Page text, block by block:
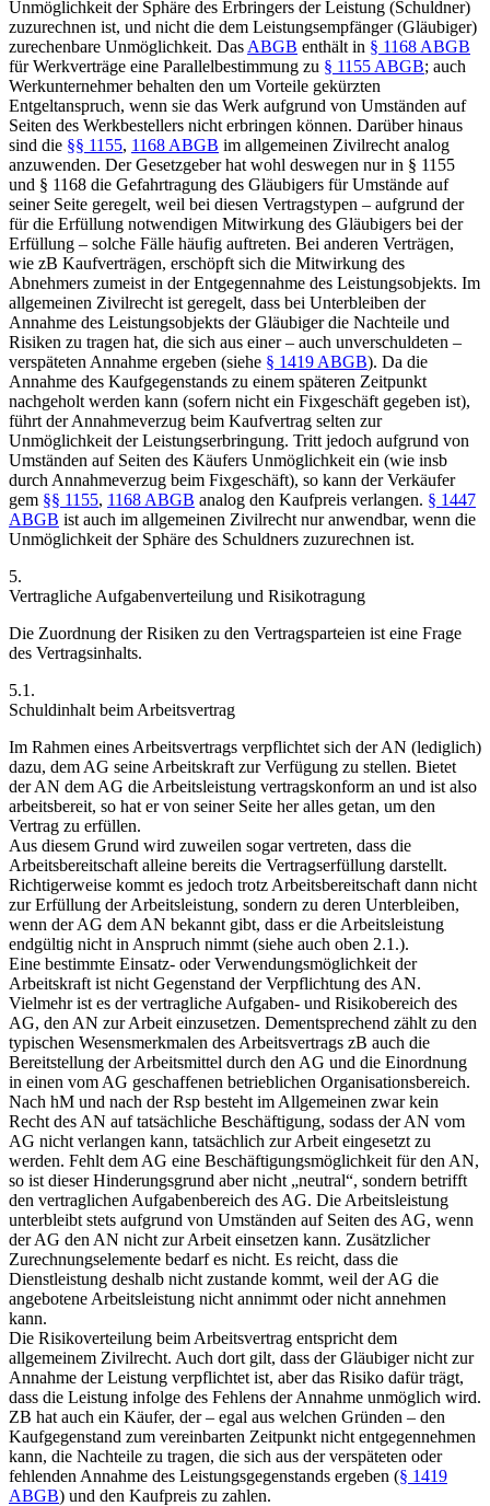
Unmöglichkeit der Sphäre des Erbringers der Leistung (Schuldner)
zuzurechnen ist, und nicht die dem Leistungsempfänger (Gläubiger)
zurechenbare Unmöglichkeit. Das ABGB enthält in § 1168 ABGB
für Werkverträge eine Parallelbestimmung zu § 1155 ABGB; auch
Werkunternehmer behalten den um Vorteile gekürzten
Entgeltanspruch, wenn sie das Werk aufgrund von Umständen auf
Seiten des Werkbestellers nicht erbringen können. Darüber hinaus
sind die §§ 1155, 1168 ABGB im allgemeinen Zivilrecht analog
anzuwenden. Der Gesetzgeber hat wohl deswegen nur in § 1155
und § 1168 die Gefahrtragung des Gläubigers für Umstände auf
seiner Seite geregelt, weil bei diesen Vertragstypen – aufgrund der
für die Erfüllung notwendigen Mitwirkung des Gläubigers bei der
Erfüllung – solche Fälle häufig auftreten. Bei anderen Verträgen,
wie zB Kaufverträgen, erschöpft sich die Mitwirkung des
Abnehmers zumeist in der Entgegennahme des Leistungsobjekts. Im
allgemeinen Zivilrecht ist geregelt, dass bei Unterbleiben der
Annahme des Leistungsobjekts der Gläubiger die Nachteile und
Risiken zu tragen hat, die sich aus einer – auch unverschuldeten –
verspäteten Annahme ergeben (siehe § 1419 ABGB). Da die
Annahme des Kaufgegenstands zu einem späteren Zeitpunkt
nachgeholt werden kann (sofern nicht ein Fixgeschäft gegeben ist),
führt der Annahmeverzug beim Kaufvertrag selten zur
Unmöglichkeit der Leistungserbringung. Tritt jedoch aufgrund von
Umständen auf Seiten des Käufers Unmöglichkeit ein (wie insb
durch Annahmeverzug beim Fixgeschäft), so kann der Verkäufer
gem §§ 1155, 1168 ABGB analog den Kaufpreis verlangen. § 1447
ABGB ist auch im allgemeinen Zivilrecht nur anwendbar, wenn die
Unmöglichkeit der Sphäre des Schuldners zuzurechnen ist.
5.
Vertragliche Aufgabenverteilung und Risikotragung
Die Zuordnung der Risiken zu den Vertragsparteien ist eine Frage
des Vertragsinhalts.
5.1.
Schuldinhalt beim Arbeitsvertrag
Im Rahmen eines Arbeitsvertrags verpflichtet sich der AN (lediglich)
dazu, dem AG seine Arbeitskraft zur Verfügung zu stellen. Bietet
der AN dem AG die Arbeitsleistung vertragskonform an und ist also
arbeitsbereit, so hat er von seiner Seite her alles getan, um den
Vertrag zu erfüllen.
Aus diesem Grund wird zuweilen sogar vertreten, dass die
Arbeitsbereitschaft alleine bereits die Vertragserfüllung darstellt.
Richtigerweise kommt es jedoch trotz Arbeitsbereitschaft dann nicht
zur Erfüllung der Arbeitsleistung, sondern zu deren Unterbleiben,
wenn der AG dem AN bekannt gibt, dass er die Arbeitsleistung
endgültig nicht in Anspruch nimmt (siehe auch oben 2.1.).
Eine bestimmte Einsatz- oder Verwendungsmöglichkeit der
Arbeitskraft ist nicht Gegenstand der Verpflichtung des AN.
Vielmehr ist es der vertragliche Aufgaben- und Risikobereich des
AG, den AN zur Arbeit einzusetzen. Dementsprechend zählt zu den
typischen Wesensmerkmalen des Arbeitsvertrags zB auch die
Bereitstellung der Arbeitsmittel durch den AG und die Einordnung
in einen vom AG geschaffenen betrieblichen Organisationsbereich.
Nach hM und nach der Rsp besteht im Allgemeinen zwar kein
Recht des AN auf tatsächliche Beschäftigung, sodass der AN vom
AG nicht verlangen kann, tatsächlich zur Arbeit eingesetzt zu
werden. Fehlt dem AG eine Beschäftigungsmöglichkeit für den AN,
so ist dieser Hinderungsgrund aber nicht „neutral“, sondern betrifft
den vertraglichen Aufgabenbereich des AG. Die Arbeitsleistung
unterbleibt stets aufgrund von Umständen auf Seiten des AG, wenn
der AG den AN nicht zur Arbeit einsetzen kann. Zusätzlicher
Zurechnungselemente bedarf es nicht. Es reicht, dass die
Dienstleistung deshalb nicht zustande kommt, weil der AG die
angebotene Arbeitsleistung nicht annimmt oder nicht annehmen
kann.
Die Risikoverteilung beim Arbeitsvertrag entspricht dem
allgemeinem Zivilrecht. Auch dort gilt, dass der Gläubiger nicht zur
Annahme der Leistung verpflichtet ist, aber das Risiko dafür trägt,
dass die Leistung infolge des Fehlens der Annahme unmöglich wird.
ZB hat auch ein Käufer, der – egal aus welchen Gründen – den
Kaufgegenstand zum vereinbarten Zeitpunkt nicht entgegennehmen
kann, die Nachteile zu tragen, die sich aus der verspäteten oder
fehlenden Annahme des Leistungsgegenstands ergeben (§ 1419
ABGB) und den Kaufpreis zu zahlen.